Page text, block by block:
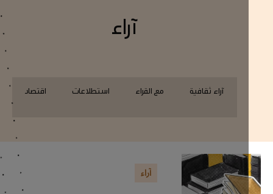
آراء
آراء ثقافية مع القراء استطلاعات